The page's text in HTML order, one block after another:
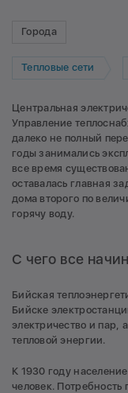
Города
Тепловые сети
Центральная
Управление
далеко не полный
годы занимались
все время
оставалась главная
дома второго по
горячу воду.
С чего все
Бийская
Бийске
электричество и пар,
тепловой энергии.
К 1930 году
человек. Потребность